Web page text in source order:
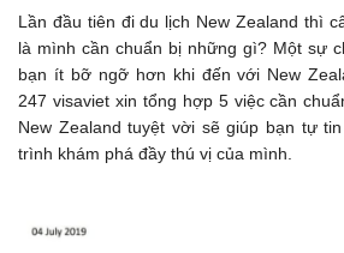
Lần đầu tiên đi du lịch New Zealand thì
là mình cần chuẩn bị những gì? Một sự
bạn ít bỡ ngỡ hơn khi đến với New
247 visaviet xin tổng hợp 5 việc cần
New Zealand tuyệt vời sẽ giúp bạn tự
trình khám phá đầy thú vị của mình.